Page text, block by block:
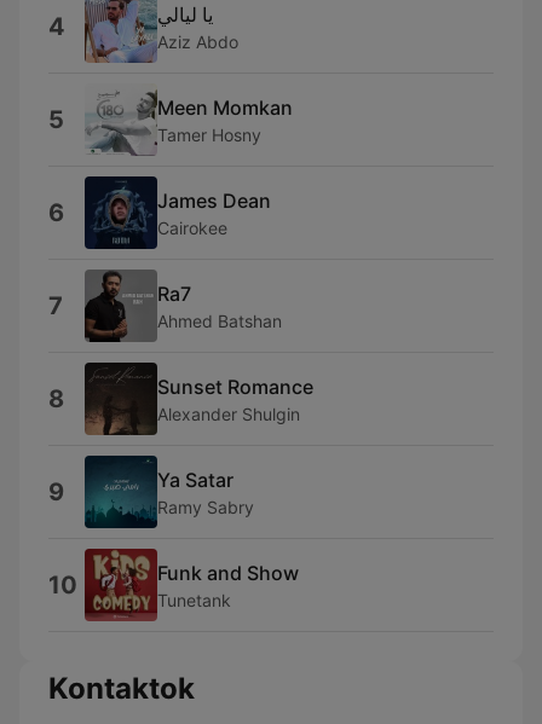
4 يا ليالي
Aziz Abdo
5 Meen Momkan
Tamer Hosny
6 James Dean
Cairokee
7 Ra7
Ahmed Batshan
8 Sunset Romance
Alexander Shulgin
9 Ya Satar
Ramy Sabry
10 Funk and Show
Tunetank
Kontaktok